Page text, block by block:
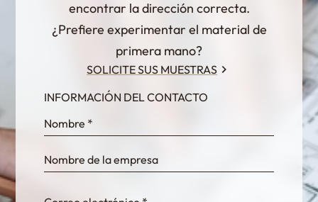
encontrar la dirección correcta.
¿Prefiere experimentar el material de
primera mano?
SOLICITE SUS MUESTRAS
InternalFormDataPassing
bn1q0rrvUn2bmwl
INFORMACIÓN DEL CONTACTO